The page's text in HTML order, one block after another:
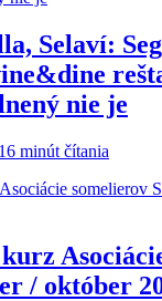
Selaví:
nie je
minút čítania
/ október